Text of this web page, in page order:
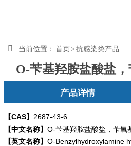
 当前位置： 首页> 抗感染类产品
O-苄基羟胺盐酸盐
产品详情
【CAS】 2687-43-6
【中文名称】 O-苄基羟胺盐酸盐，苄氧
【英文名称】 O-Benzylhydroxylamine